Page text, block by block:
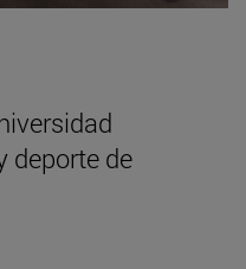
deporte de